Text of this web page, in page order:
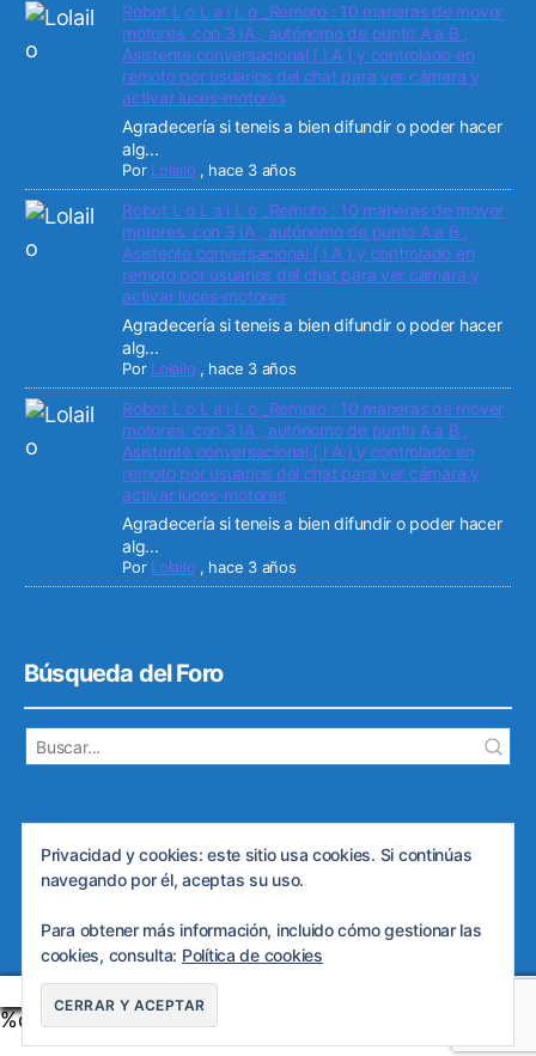
Robot L o L a i L o _Remoto : 10 maneras de mover
motores. con 3 IA , autónomo de punto A a B ,
Asistente conversacional ( I A ) y controlado en
remoto por usuarios del chat para ver cámara y
activar luces-motores
Agradecería si teneis a bien difundir o poder hacer
alg...
Por Lolailo , hace 3 años
Robot L o L a i L o _Remoto : 10 maneras de mover
motores. con 3 IA , autónomo de punto A a B ,
Asistente conversacional ( I A ) y controlado en
remoto por usuarios del chat para ver cámara y
activar luces-motores
Agradecería si teneis a bien difundir o poder hacer
alg...
Por Lolailo , hace 3 años
Robot L o L a i L o _Remoto : 10 maneras de mover
motores. con 3 IA , autónomo de punto A a B ,
Asistente conversacional ( I A ) y controlado en
remoto por usuarios del chat para ver cámara y
activar luces-motores
Agradecería si teneis a bien difundir o poder hacer
alg...
Por Lolailo , hace 3 años
Búsqueda del Foro
© 2026Web de ARDE
Política de privacidad
Privacidad y cookies: este sitio usa cookies. Si continúas
navegando por él, aceptas su uso.
Para obtener más información, incluido cómo gestionar las
cookies, consulta: Política de cookies
%d